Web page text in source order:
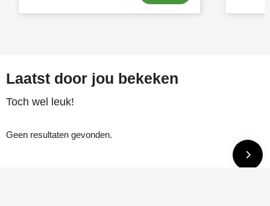
Laatst door jou bekeken
Toch wel leuk!
Geen resultaten gevonden.